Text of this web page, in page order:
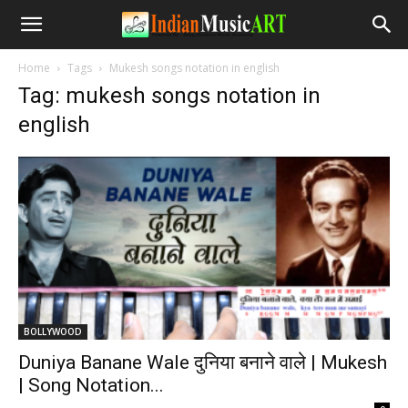
Home Tags Mukesh songs notation in english
Tag: mukesh songs notation in
english
BOLLYWOOD
Duniya Banane Wale दुनिया बनाने वाले | Mukesh
| Song Notation...